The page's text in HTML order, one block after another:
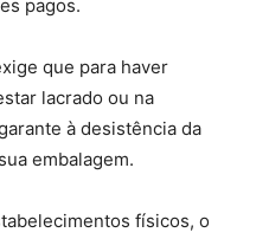
pagos.
que para haver
lacrado ou na
à desistência da
embalagem.
físicos, o